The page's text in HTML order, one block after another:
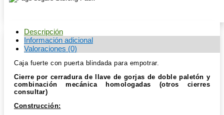
Descripción
Información adicional
Valoraciones (0)
Caja fuerte con puerta blindada para empotrar.
Cierre por cerradura de llave de gorjas de doble paletón y
combinación mecánica homologadas (otros cierres
consultar)
Construcción: